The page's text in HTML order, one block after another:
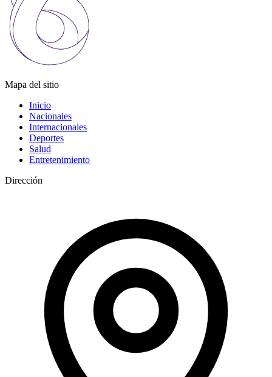
Mapa del sitio
Inicio
Nacionales
Internacionales
Deportes
Salud
Entretenimiento
Dirección